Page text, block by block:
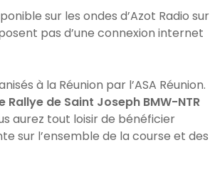
sur les ondes d’Azot Radio sur
pas d’une connexion internet
à la Réunion par l’ASA Réunion.
Rallye de Saint Joseph BMW-NTR
aurez tout loisir de bénéficier
sur l’ensemble de la course et des